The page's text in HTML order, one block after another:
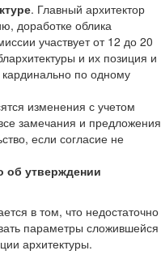
. Главный архитектор
доработке облика
участвует от 12 до 20
и их позиция и
по одному
изменения с учетом
замечания и предложения
если согласие не
об утверждении
в том, что недостаточно
параметры сложившейся
архитектуры.